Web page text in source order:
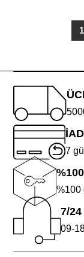
1
7
%100
7/24
09-